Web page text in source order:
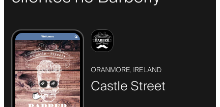
ORANMORE, IRELAND
Castle Street